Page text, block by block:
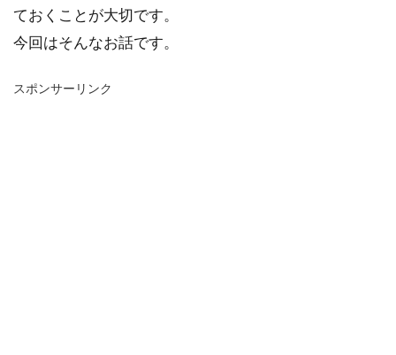
ておくことが大切です。
今回はそんなお話です。
スポンサーリンク